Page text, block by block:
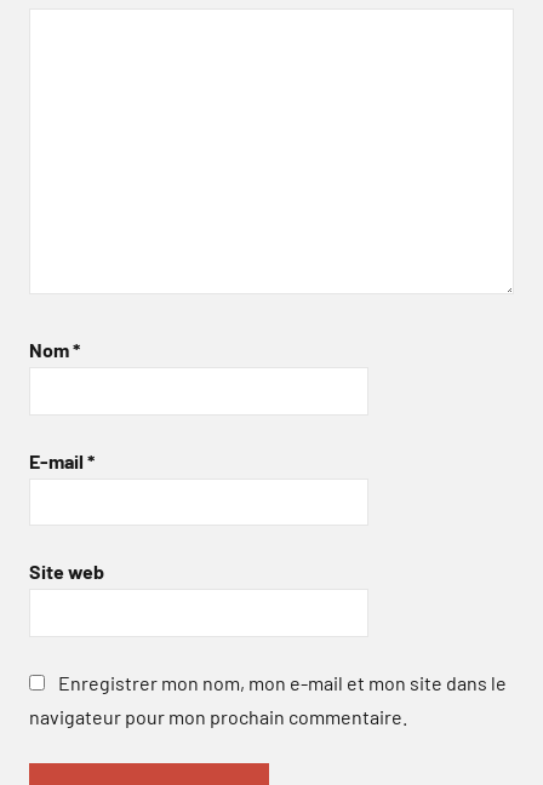
Nom*
E-mail *
Site web
Enregistrer mon nom, mon e-mail et mon site dans le
navigateur pour mon prochain commentaire.